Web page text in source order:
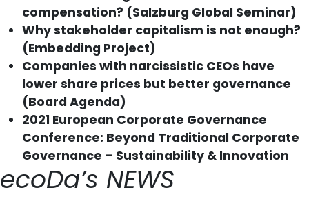
compensation? (Salzburg Global Seminar)
Why stakeholder capitalism is not enough?
(Embedding Project)
Companies with narcissistic CEOs have
lower share prices but better governance
(Board Agenda)
2021 European Corporate Governance
Conference: Beyond Traditional Corporate
Governance – Sustainability & Innovation
ecoDa’s NEWS